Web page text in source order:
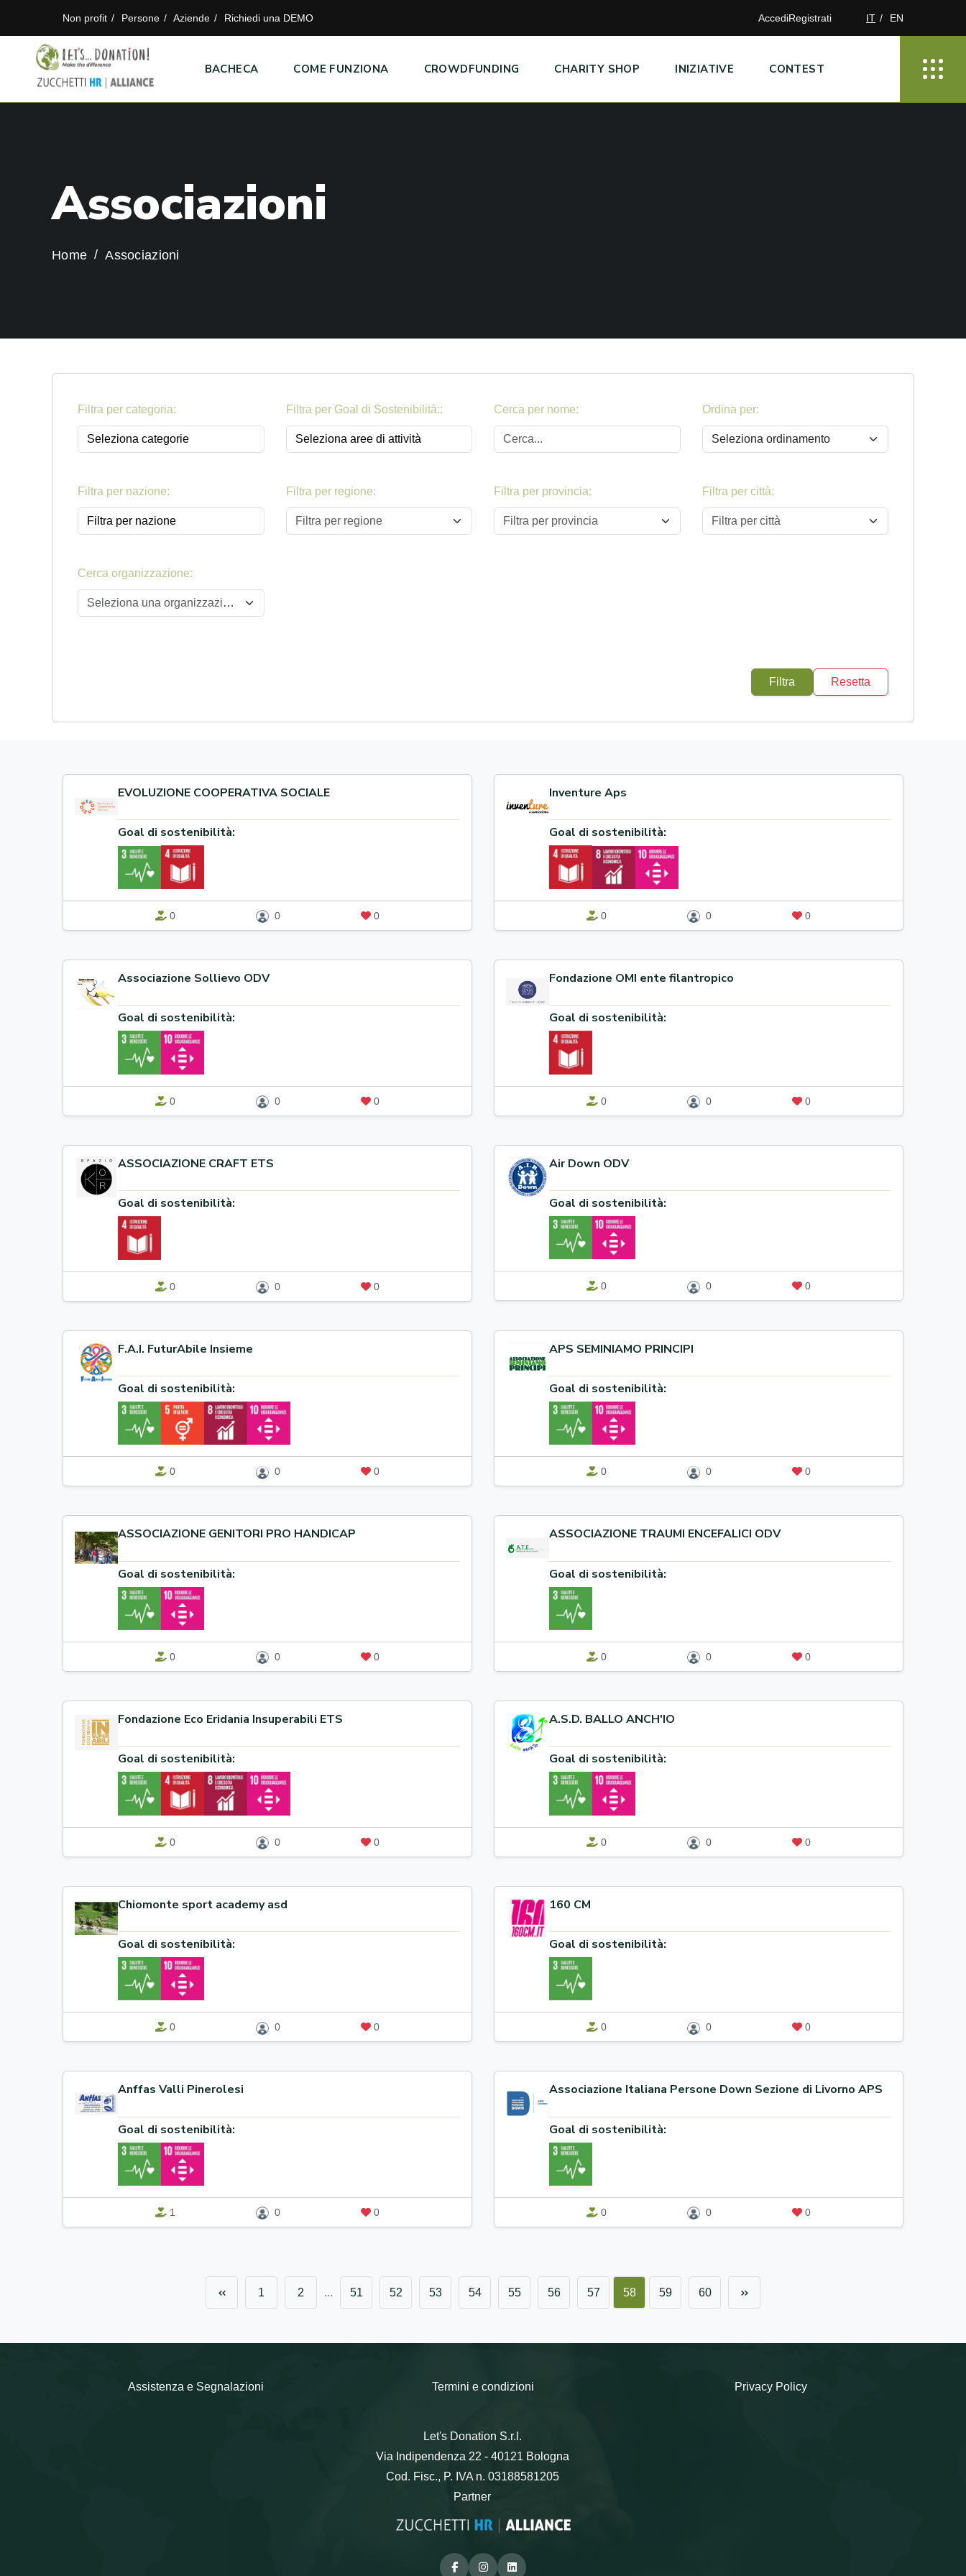
Non profit Persone Aziende Richiedi una DEMO AccediRegistrati IT EN
BACHECA COME FUNZIONA CROWDFUNDING CHARITY SHOP INIZIATIVE CONTEST
Associazioni
Home Associazioni
Filtra per categoria: Filtra per Goal di Sostenibilità:: Cerca per nome: Ordina per:
Filtra per nazione: Filtra per regione:
Filtra per regione
Filtra per provincia:
Filtra per provincia
Filtra per città:
Filtra per città
Cerca organizzazione:
Seleziona una organizzazione
Filtra Resetta
EVOLUZIONE COOPERATIVA SOCIALE
Goal di sostenibilità:
0 0 0
Inventure Aps
Goal di sostenibilità:
0 0 0
Associazione Sollievo ODV
Goal di sostenibilità:
0 0 0
Fondazione OMI ente filantropico
Goal di sostenibilità:
0 0 0
ASSOCIAZIONE CRAFT ETS
Goal di sostenibilità:
0 0 0
Air Down ODV
Goal di sostenibilità:
0 0 0
F.A.I. FuturAbile Insieme
Goal di sostenibilità:
0 0 0
APS SEMINIAMO PRINCIPI
Goal di sostenibilità:
0 0 0
ASSOCIAZIONE GENITORI PRO HANDICAP
Goal di sostenibilità:
0 0 0
ASSOCIAZIONE TRAUMI ENCEFALICI ODV
Goal di sostenibilità:
0 0 0
Fondazione Eco Eridania Insuperabili ETS
Goal di sostenibilità:
0 0 0
A.S.D. BALLO ANCH'IO
Goal di sostenibilità:
0 0 0
Chiomonte sport academy asd
Goal di sostenibilità:
0 0 0
160 CM
Goal di sostenibilità:
0 0 0
Anffas Valli Pinerolesi
Goal di sostenibilità:
1 0 0
Associazione Italiana Persone Down Sezione di Livorno APS
Goal di sostenibilità:
0 0 0
1 2 ... 51 52 53 54 55 56 57 58 59 60
Assistenza e Segnalazioni Termini e condizioni Privacy Policy
Let's Donation S.r.l.
Via Indipendenza 22 - 40121 Bologna
Cod. Fisc., P. IVA n. 03188581205
Partner